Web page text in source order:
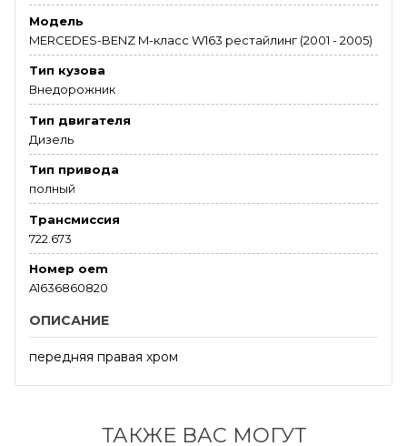
Модель
MERCEDES-BENZ M-класс W163 рестайлинг (2001 - 2005)
Тип кузова
Внедорожник
Тип двигателя
Дизель
Тип привода
полный
Трансмиссия
722.673
Номер oem
A1636860820
ОПИСАНИЕ
передняя правая хром
ТАКЖЕ ВАС МОГУТ